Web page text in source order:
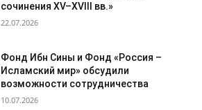
сочинения XV–XVIII вв.»
22.07.2026
Фонд Ибн Сины и Фонд «Россия –
Исламский мир» обсудили
возможности сотрудничества
10.07.2026